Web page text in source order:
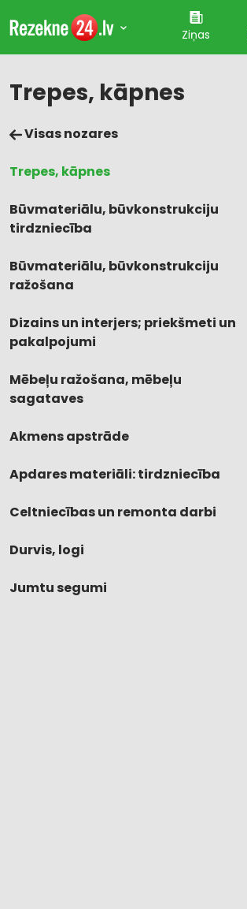
Ziņas
Trepes, kāpnes
Visas nozares
Trepes, kāpnes
Būvmateriālu, būvkonstrukciju
tirdzniecība
Būvmateriālu, būvkonstrukciju
ražošana
Dizains un interjers; priekšmeti un
pakalpojumi
Mēbeļu ražošana, mēbeļu
sagataves
Akmens apstrāde
Apdares materiāli: tirdzniecība
Celtniecības un remonta darbi
Durvis, logi
Jumtu segumi